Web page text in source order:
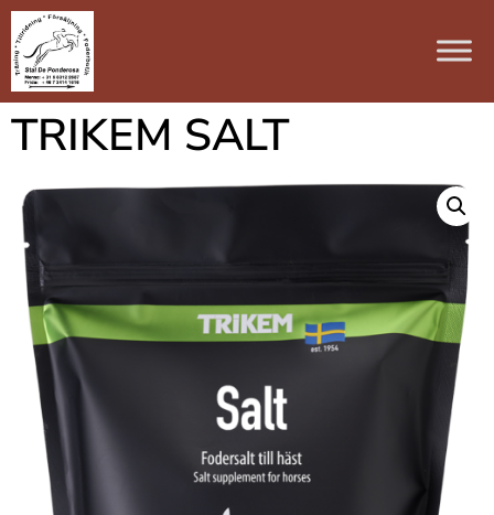
TRIKEM SALT